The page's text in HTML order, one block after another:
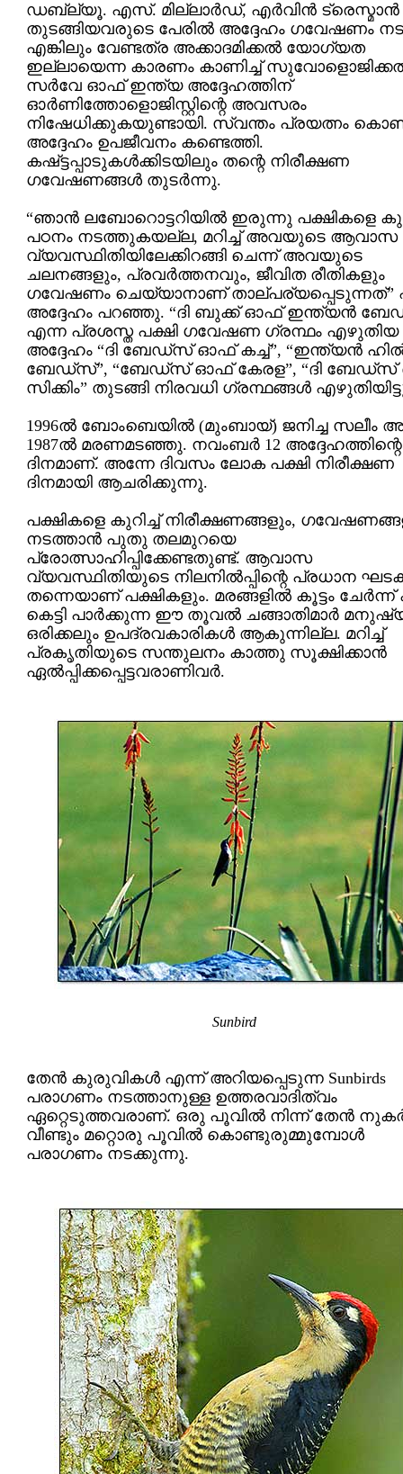
ഡബ്ല്യൂ. എസ്. മില്ലാര്‍ഡ്, എര്‍വിന്‍ ട്രെസ്മാന്‍
തുടങ്ങിയവരുടെ പേരില്‍ അദ്ദേഹം ഗവേഷണം
എങ്കിലും വേണ്ടത്ര അക്കാദമിക്കല്‍ യോഗ്യത
ഇല്ലായെന്ന കാരണം കാണിച്ച്
സര്‍വേ ഓഫ് ഇന്ത്യ അദ്ദേഹത്തിന്
ഓര്‍ണിത്തോളൊജിസ്റ്റിന്റെ അവസരം
നിഷേധിക്കുകയുണ്ടായി. സ്വന്തം പ്രയത്നം
അദ്ദേഹം ഉപജീവനം കണ്ടെത്തി.
കഷ്‌ട്ടപ്പാടുകള്‍ക്കിടയിലും തന്റെ നിരീക്ഷണ
ഗവേഷണങ്ങള്‍ തുടര്‍ന്നു.
“ഞാന്‍ ലബോറൊട്ടറിയില്‍ ഇരുന്നു പക്ഷികളെ
പഠനം നടത്തുകയല്ല, മറിച്ച് അവയുടെ ആവാസ
വ്യവസ്ഥിതിയിലേക്കിറങ്ങി ചെന്ന് അവയുടെ
ചലനങ്ങളും, പ്രവര്‍ത്തനവും, ജീവിത രീതികളും
ഗവേഷണം ചെയ്യാനാണ് താല്പര്യപ്പെടുന്നത്”
അദ്ദേഹം പറഞ്ഞു. “ദി ബുക്ക് ഓഫ് ഇന്ത്യന്‍
എന്ന പ്രശസ്ത പക്ഷി ഗവേഷണ ഗ്രന്ഥം എഴുതിയ
അദ്ദേഹം “ദി ബേഡ്സ് ഓഫ് കച്ച്”, “ഇന്ത്യന്‍
ബേഡ്സ്”, “ബേഡ്സ് ഓഫ് കേരള”, “ദി
സിക്കിം” തുടങ്ങി നിരവധി ഗ്രന്ഥങ്ങള്‍
1996ല്‍ ബോംബെയില്‍ (മുംബായ്) ജനിച്ച സലീം
1987ല്‍ മരണമടഞ്ഞു. നവംബര്‍ 12 അദ്ദേഹത്തിന്റെ
ദിനമാണ്. അന്നേ ദിവസം ലോക പക്ഷി നിരീക്ഷണ
ദിനമായി ആചരിക്കുന്നു.
പക്ഷികളെ കുറിച്ച് നിരീക്ഷണങ്ങളും,
നടത്താന്‍ പുതു തലമുറയെ
പ്രോത്സാഹിപ്പിക്കേണ്ടതുണ്ട്. ആവാസ
വ്യവസ്ഥിതിയുടെ നിലനില്‍പ്പിന്റെ പ്രധാന
തന്നെയാണ് പക്ഷികളും. മരങ്ങളില്‍ കൂട്ടം
കെട്ടി പാര്‍ക്കുന്ന ഈ തൂവല്‍ ചങ്ങാതിമാര്‍
ഒരിക്കലും ഉപദ്രവകാരികള്‍ ആകുന്നില്ല. മറിച്ച്
പ്രകൃതിയുടെ സന്തുലനം കാത്തു സൂക്ഷിക്കാന്‍
ഏല്‍പ്പിക്കപ്പെട്ടവരാണിവര്‍.
Sunbird
തേന്‍ കുരുവികള്‍ എന്ന് അറിയപ്പെടുന്ന Sunbirds
പരാഗണം നടത്താനുള്ള ഉത്തരവാദിത്വം
ഏറ്റെടുത്തവരാണ്. ഒരു പൂവില്‍ നിന്ന് തേന്‍
വീണ്ടും മറ്റൊരു പൂവില്‍ കൊണ്ടുരുമ്മുമ്പോള്‍
പരാഗണം നടക്കുന്നു.